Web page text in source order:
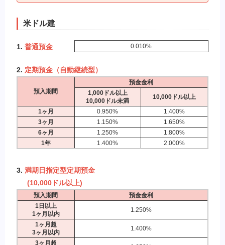
米ドル建
1. 普通預金 0.010%
2. 定期預金（自動継続型）
預入期間
預金金利
1,000ドル以上
10,000ドル未満
10,000ドル以上
1ヶ月 0.950%
1.400%
3ヶ月
1.150%
1.650%
6ヶ月
1.250%
1.800%
1年
1.400% 2.000%
3. 満期日指定型定期預金
(10,000ドル以上)
預入期間
預金金利
1日以上
1ヶ月以内
1.250%
1ヶ月超
3ヶ月以内
1.400%
3ヶ月超